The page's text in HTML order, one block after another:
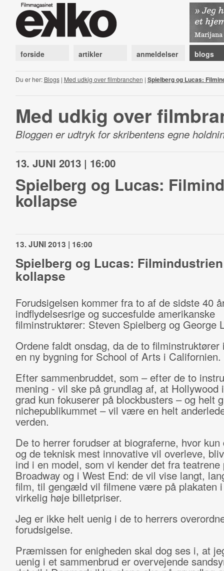
forside artikler anmeldelser blogs
Du er her: Blogs| Med udkig over filmbranchen | Spielberg og Lucas:
Med udkig over
Bloggen er udtryk for skribentens egne
13. JUNI 2013 | 16:00
Spielberg og Lucas:
kollapse
13. JUNI 2013 | 16:00
Spielberg og Lucas:
kollapse
Forudsigelsen kommer fra to af de sidste 40
indflydelsesrige og succesfulde amerikanske
filminstruktører: Steven Spielberg og George
Ordene faldt onsdag, da de to filminstruktører
en ny bygning for School of Arts i Californien.
Efter sammenbruddet, som – efter de to
mening - vil ske på grundlag af, at Hollywood
grad kun fokuserer på blockbusters – og helt
nichepublikummet – vil være en helt
verden.
De to herrer forudser at biograferne, hvor kun
og de teknisk mest innovative vil overleve,
ind i en model, som vi kender det fra teatrene
Broadway og i West End: de vil vise langt,
film, til gengæld vil filmene være på plakaten
virkelig høje billetpriser.
Jeg er ikke helt uenig i de to herrers
forudsigelse.
Præmissen for enigheden skal dog ses i, at
uenig i et sammenbrud er overvejende